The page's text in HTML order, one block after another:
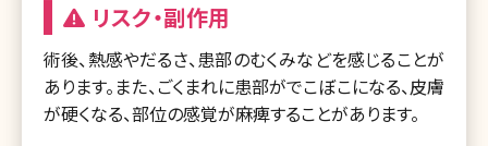
リスク・副作用
術後、熱感やだるさ、患部のむくみなどを感じることが
あります。また、ごくまれに患部がでこぼこになる、皮膚
が硬くなる、部位の感覚が麻痺することがあります。